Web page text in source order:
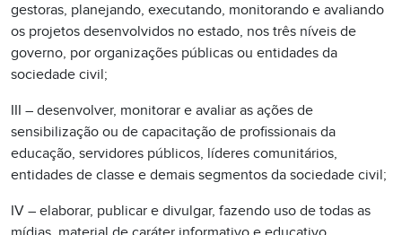
gestoras, planejando, executando, monitorando e avaliando
os projetos desenvolvidos no estado, nos três níveis de
governo, por organizações públicas ou entidades da
sociedade civil;
III – desenvolver, monitorar e avaliar as ações de
sensibilização ou de capacitação de profissionais da
educação, servidores públicos, líderes comunitários,
entidades de classe e demais segmentos da sociedade civil;
IV – elaborar, publicar e divulgar, fazendo uso de todas as